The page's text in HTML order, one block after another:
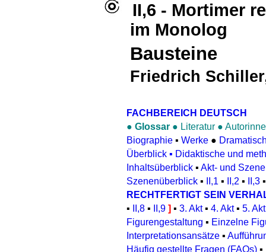
II,6 - Mortimer
im Monolog
Bausteine
Friedrich
FACHBEREICH DEUTSCH
● Glossar ● Literatur ●
Biographie ▪ Werke ●
Überblick ▪ Didaktische und
Inhaltsüberblick ▪ Akt- und
Szenenüberblick ▪ II,1 ▪ II,2 ▪ II,3
RECHTFERTIGT SEIN
▪
II,8 ▪ II,9 ] ▪ 3. Akt▪ 4. Akt▪ 5. Akt
Figurengestaltung ▪ Einzelne
Interpretationsansätze ▪
Häufig gestellte Fragen (FAQs) ▪